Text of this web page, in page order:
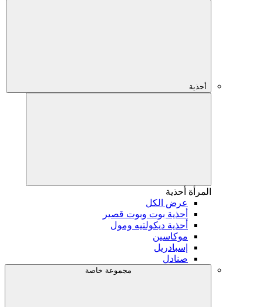
أحذية
المرأة أحذية
عرض الكل
أحذية بوت وبوت قصير
أحذية ديكولتيه ومول
موكاسين
إسبادريل
صنادل
مجموعة خاصة